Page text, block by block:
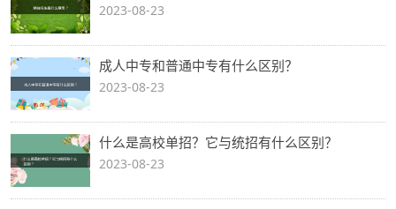
2023-08-23
成人中专和普通中专有什么区别？
2023-08-23
什么是高校单招？它与统招有什么区别？
2023-08-23